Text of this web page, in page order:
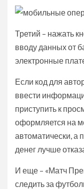
Третий – нажать
вводу данных от
электронные
Если код для
ввести
приступить к
оформляется на
автоматически, а
денег лучше
И еще – «Матч
следить за